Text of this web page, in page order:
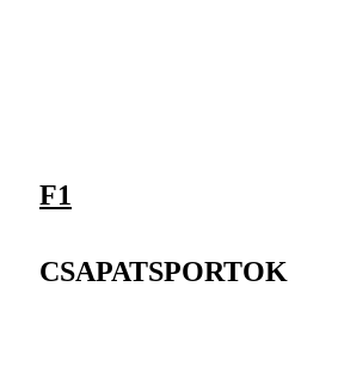
F1
CSAPATSPORTOK